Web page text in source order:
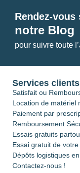
Rendez-vous
notre Blog
pour suivre toute
Services clients
Satisfait ou
Location de matériel
Paiement par
Remboursement
Essais gratuits
Essai gratuit de
Dépôts logistiques
Contactez-nous !